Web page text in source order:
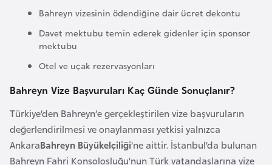
Bahreyn vizesinin ödendiğine dair ücret dekontu
Davet mektubu temin ederek gidenler için sponsor
mektubu
Otel ve uçak rezervasyonları
Bahreyn Vize Başvuruları Kaç Günde Sonuçlanır?
Türkiye’den Bahreyn’e gerçekleştirilen vize başvuruların
değerlendirilmesi ve onaylanması yetkisi yalnızca
AnkaraBahreyn Büyükelçiliği’ne aittir. İstanbul’da bulunan
Bahreyn Fahri Konsolosluğu’nun Türk vatandaşlarına vize
e
k
B
u